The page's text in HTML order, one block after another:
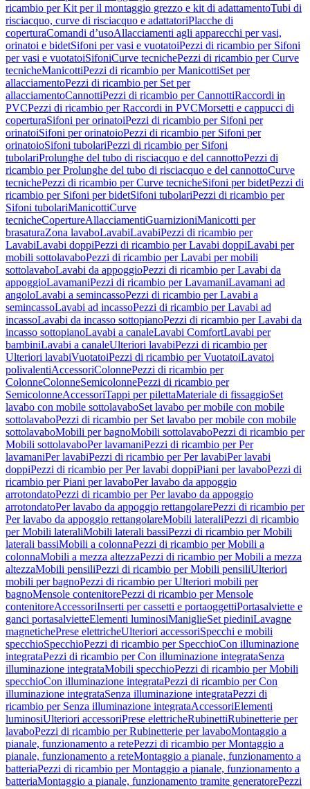
ricambio per Kit per il montaggio grezzo e kit di adattamentoTubi di
risciacquo, curve di risciacquo e adattatoriPlacche di
coperturaComandi d’usoAllacciamenti agli apparecchi per vasi,
orinatoi e bidetSifoni per vasi e vuotatoiPezzi di ricambio per Sifoni
per vasi e vuotatoiSifoniCurve tecnichePezzi di ricambio per Curve
tecnicheManicottiPezzi di ricambio per ManicottiSet per
allacciamentoPezzi di ricambio per Set per
allacciamentoCannottiPezzi di ricambio per CannottiRaccordi in
PVCPezzi di ricambio per Raccordi in PVCMorsetti e cappucci di
coperturaSifoni per orinatoiPezzi di ricambio per Sifoni per
orinatoiSifoni per orinatoioPezzi di ricambio per Sifoni per
orinatoioSifoni tubolariPezzi di ricambio per Sifoni
tubolariProlunghe del tubo di risciacquo e del cannottoPezzi di
ricambio per Prolunghe del tubo di risciacquo e del cannottoCurve
tecnichePezzi di ricambio per Curve tecnicheSifoni per bidetPezzi di
ricambio per Sifoni per bidetSifoni tubolariPezzi di ricambio per
Sifoni tubolariManicottiCurve
tecnicheCopertureAllacciamentiGuarnizioniManicotti per
brasaturaZona lavaboLavabiLavabiPezzi di ricambio per
LavabiLavabi doppiPezzi di ricambio per Lavabi doppiLavabi per
mobili sottolavaboPezzi di ricambio per Lavabi per mobili
sottolavaboLavabi da appoggioPezzi di ricambio per Lavabi da
appoggioLavamaniPezzi di ricambio per LavamaniLavamani ad
angoloLavabi a semincassoPezzi di ricambio per Lavabi a
semincassoLavabi ad incassoPezzi di ricambio per Lavabi ad
incassoLavabi da incasso sottopianoPezzi di ricambio per Lavabi da
incasso sottopianoLavabi a canaleLavabi ComfortLavabi per
bambiniLavabi a canaleUlteriori lavabiPezzi di ricambio per
Ulteriori lavabiVuotatoiPezzi di ricambio per VuotatoiLavatoi
polivalentiAccessoriColonnePezzi di ricambio per
ColonneColonneSemicolonnePezzi di ricambio per
SemicolonneAccessoriTappi per pilettaMateriale di fissaggioSet
lavabo con mobile sottolavaboSet lavabo per mobile con mobile
sottolavaboPezzi di ricambio per Set lavabo per mobile con mobile
sottolavaboMobili per bagnoMobili sottolavaboPezzi di ricambio per
Mobili sottolavaboPer lavamaniPezzi di ricambio per Per
lavamaniPer lavabiPezzi di ricambio per Per lavabiPer lavabi
doppiPezzi di ricambio per Per lavabi doppiPiani per lavaboPezzi di
ricambio per Piani per lavaboPer lavabo da appoggio
arrotondatoPezzi di ricambio per Per lavabo da appoggio
arrotondatoPer lavabo da appoggio rettangolarePezzi di ricambio per
Per lavabo da appoggio rettangolareMobili lateraliPezzi di ricambio
per Mobili lateraliMobili laterali bassiPezzi di ricambio per Mobili
laterali bassiMobili a colonnaPezzi di ricambio per Mobili a
colonnaMobili a mezza altezzaPezzi di ricambio per Mobili a mezza
altezzaMobili pensiliPezzi di ricambio per Mobili pensiliUlteriori
mobili per bagnoPezzi di ricambio per Ulteriori mobili per
bagnoMensole contenitorePezzi di ricambio per Mensole
contenitoreAccessoriInserti per cassetti e portaoggettiPortasalviette e
ganci portasalvietteElementi luminosiManiglieSet piediniLavagne
magnetichePrese elettricheUlteriori accessoriSpecchi e mobili
specchioSpecchioPezzi di ricambio per SpecchioCon illuminazione
integrataPezzi di ricambio per Con illuminazione integrataSenza
illuminazione integrataMobili specchioPezzi di ricambio per Mobili
specchioCon illuminazione integrataPezzi di ricambio per Con
illuminazione integrataSenza illuminazione integrataPezzi di
ricambio per Senza illuminazione integrataAccessoriElementi
luminosiUlteriori accessoriPrese elettricheRubinettiRubinetterie per
lavaboPezzi di ricambio per Rubinetterie per lavaboMontaggio a
pianale, funzionamento a retePezzi di ricambio per Montaggio a
pianale, funzionamento a reteMontaggio a pianale, funzionamento a
batteriaPezzi di ricambio per Montaggio a pianale, funzionamento a
batteriaMontaggio a pianale, funzionamento tramite generatorePezzi